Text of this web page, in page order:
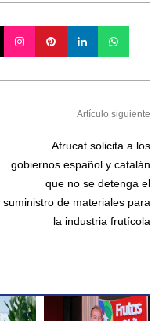
Artículo siguiente
Afrucat solicita a los
gobiernos español y catalán
que no se detenga el
suministro de materiales para
la industria frutícola